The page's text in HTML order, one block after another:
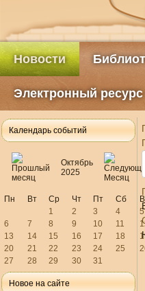
Новости
Электронный ресурс
Календарь событий
Октябрь
2025
Пн Вт Ср Чт Пт Сб
1
2 3 4
5
6
7 8 9 10 11
13
14 15 16 17 18
20
21 22 23 24 25
27
28 29 30 31
Новое на сайте